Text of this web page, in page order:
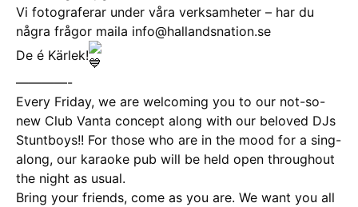
Vi fotograferar under våra verksamheter – har du
några frågor maila info@hallandsnation.se
De é Kärlek!
————-
Every Friday, we are welcoming you to our not-so-
new Club Vanta concept along with our beloved DJs
Stuntboys!! For those who are in the mood for a sing-
along, our karaoke pub will be held open throughout
the night as usual.
Bring your friends, come as you are. We want you all